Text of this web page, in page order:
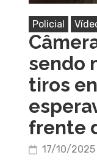
Policial
sendo
tiros
frente
17/10/2025